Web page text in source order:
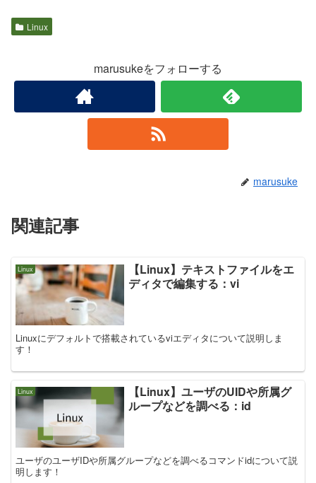
Linux
marusukeをフォローする
marusuke
関連記事
Linux
【Linux】テキストファイルをエ
ディタで編集する：vi
Linuxにデフォルトで搭載されているviエディタについて説明しま
す！
Linux
【Linux】ユーザのUIDや所属グ
ループなどを調べる：id
ユーザのユーザIDや所属グループなどを調べるコマンドidについて説
明します！